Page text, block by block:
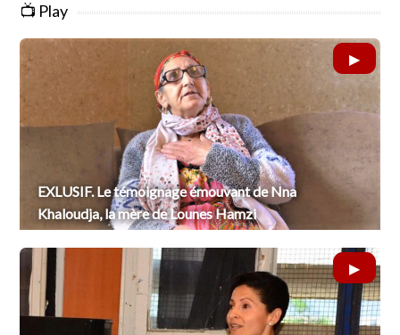
📺 Play
EXLUSIF. Le témoignage émouvant de Nna
Khaloudja, la mère de Lounes Hamzi